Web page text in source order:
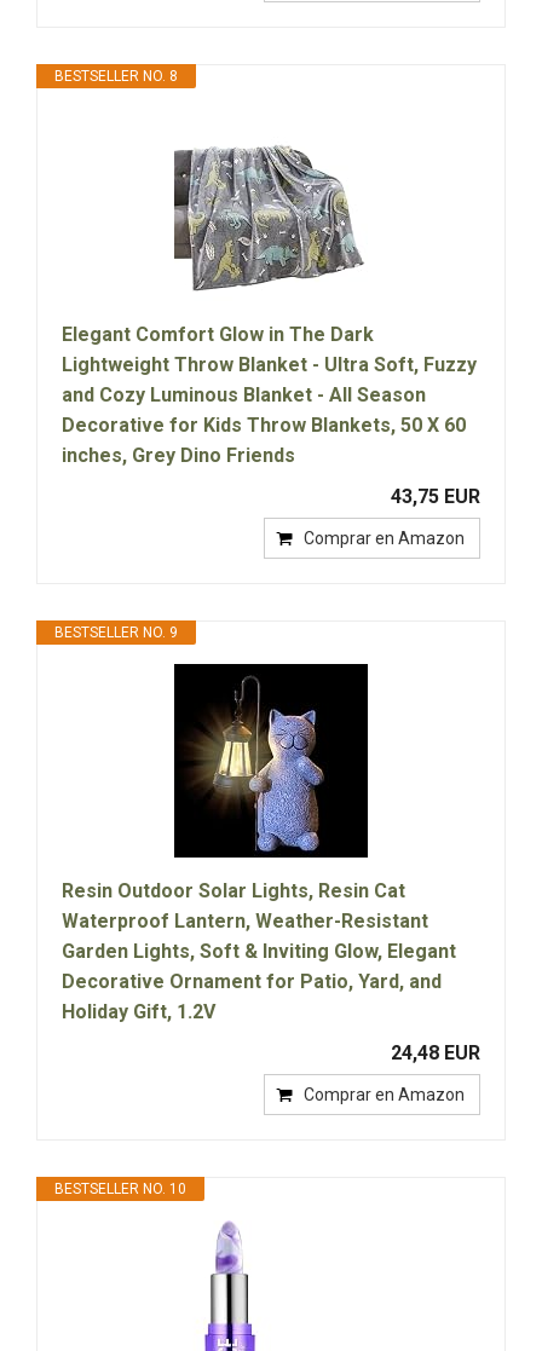
BESTSELLER NO. 8
Elegant Comfort Glow in The Dark
Lightweight Throw Blanket - Ultra Soft, Fuzzy
and Cozy Luminous Blanket - All Season
Decorative for Kids Throw Blankets, 50 X 60
inches, Grey Dino Friends
43,75 EUR
Comprar en Amazon
BESTSELLER NO. 9
Resin Outdoor Solar Lights, Resin Cat
Waterproof Lantern, Weather-Resistant
Garden Lights, Soft & Inviting Glow, Elegant
Decorative Ornament for Patio, Yard, and
Holiday Gift, 1.2V
24,48 EUR
Comprar en Amazon
BESTSELLER NO. 10